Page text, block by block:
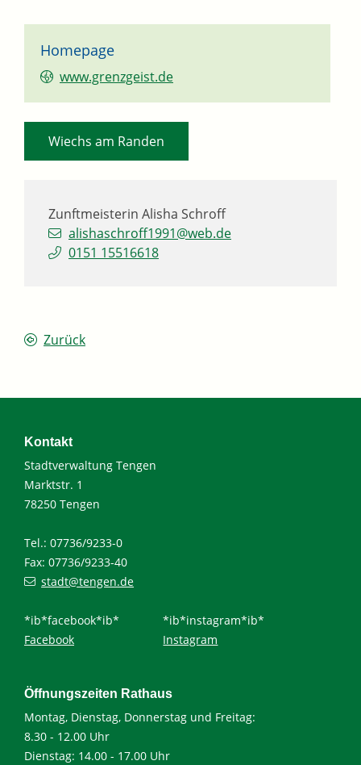
Homepage
www.grenzgeist.de
Zunftmeisterin Alisha Schroff
alishaschroff1991@web.de
0151 15516618
Wiechs am Randen
Zurück
Kontakt
Stadtverwaltung Tengen
Marktstr. 1
78250 Tengen
Tel.: 07736/9233-0
Fax: 07736/9233-40
stadt@tengen.de
*ib*facebook*ib*
Facebook
*ib*instagram*ib*
Instagram
Öffnungszeiten Rathaus
Montag, Dienstag, Donnerstag und Freitag:
8.30 - 12.00 Uhr
Dienstag: 14.00 - 17.00 Uhr